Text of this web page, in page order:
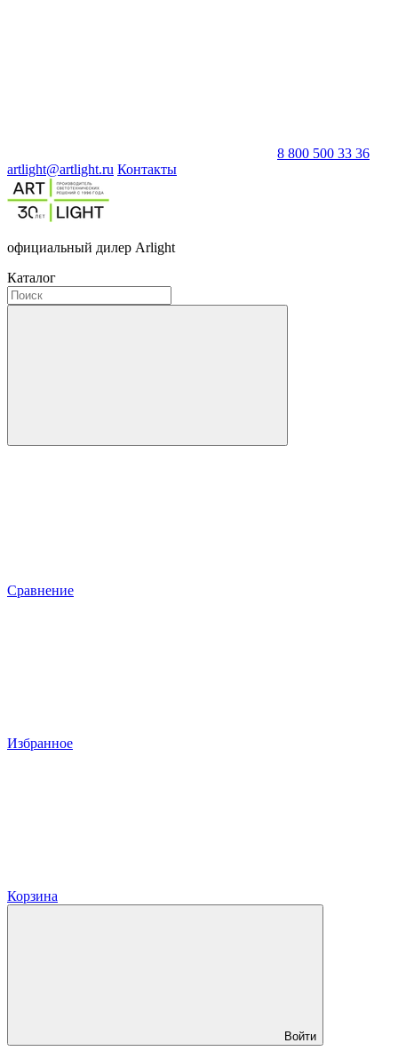
8 800 500 33 36
artlight@artlight.ru Контакты
официальный дилер Arlight
Каталог
Сравнение
Избранное
Корзина
Войти